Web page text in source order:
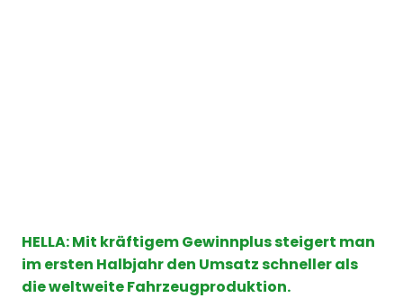
HELLA: Mit kräftigem Gewinnplus steigert man
im ersten Halbjahr den Umsatz schneller als
die weltweite Fahrzeugproduktion.